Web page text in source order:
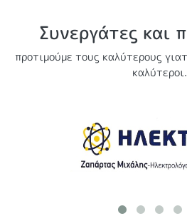
Συνεργάτες και
προτιμούμε τους καλύτερους
καλύτεροι.